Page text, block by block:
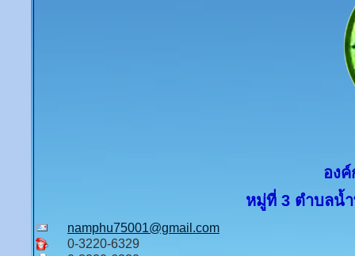
อง
หมู่ที่ 3 ตำบลน้ำ
namphu75001@gmail.com
0-3220-6329